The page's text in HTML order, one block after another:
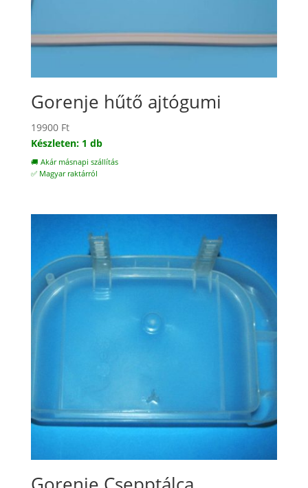
Gorenje hűtő ajtógumi
19900 Ft
Készleten: 1 db
🚚 Akár másnapi szállítás
✅ Magyar raktárról